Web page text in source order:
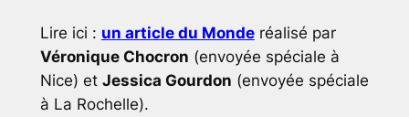
Lire ici : un article du Monderéalisé par
Véronique Chocron (envoyée spéciale à
Nice) et Jessica Gourdon (envoyée spéciale
à La Rochelle).